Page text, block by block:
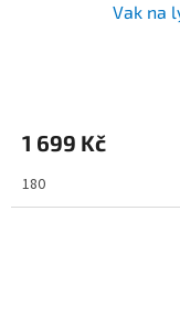
Vak na
1 699 Kč
180